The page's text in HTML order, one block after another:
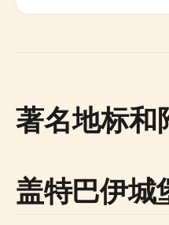
著名地标和
盖特巴伊城